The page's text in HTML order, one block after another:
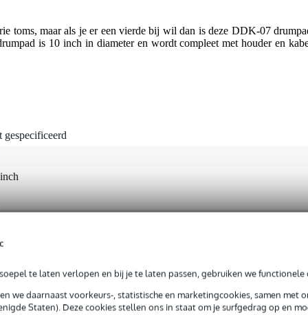
te laten verlopen en bij je te laten passen, gebruiken we functionele
we daarnaast voorkeurs-, statistische en marketingcookies, samen met
Staten). Deze cookies stellen ons in staat om je surfgedrag op en
toms, maar als je er een vierde bij wil dan is deze DDK-07
is 10 inch in diameter en wordt compleet met houder en
gespecificeerd